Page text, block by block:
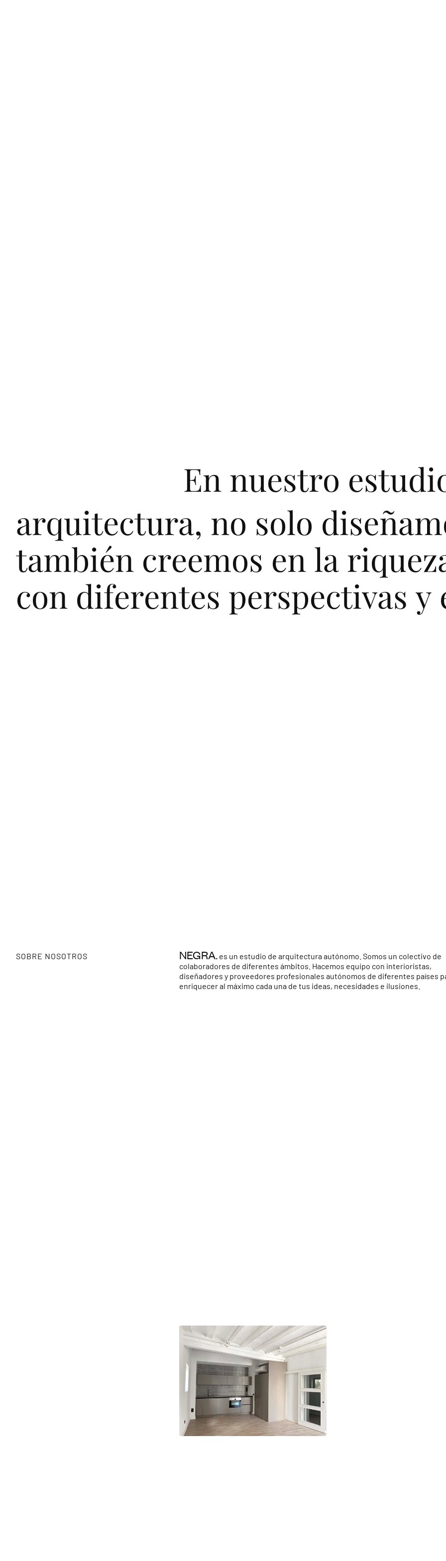
En nuestro estudi
arquitectura, no solo diseñam
también creemos en la riquez
con diferentes perspectivas y
SOBRE NOSOTROS NEGRA. es un estudio de arquitectura autónomo. Somos un colectivo de
colaboradores de diferentes ámbitos. Hacemos equipo con interioristas,
diseñadores y proveedores profesionales autónomos de diferentes países
enriquecer al máximo cada una de tus ideas, necesidades e ilusiones.